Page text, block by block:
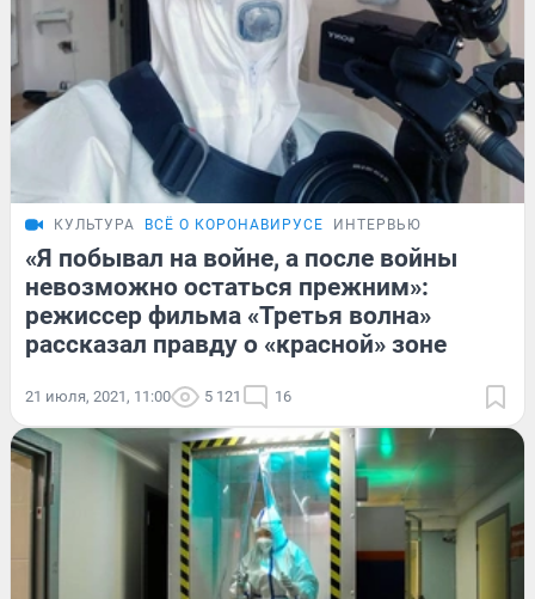
КУЛЬТУРА ВСЁ О КОРОНАВИРУСЕ ИНТЕРВЬЮ
«Я побывал на войне, а после войны
невозможно остаться прежним»:
режиссер фильма «Третья волна»
рассказал правду о «красной» зоне
21 июля, 2021, 11:00 5 121 16